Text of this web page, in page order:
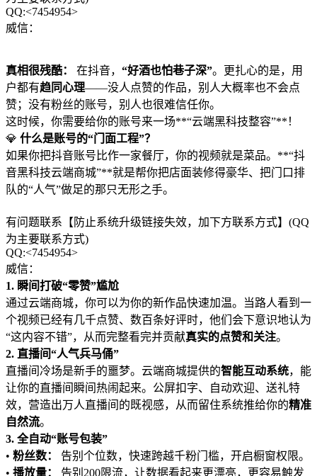
QQ:<7454954>
威信：
真相很残酷： 在抖音， “好酒也怕巷子深”。更扎心的是，用
户都有趋同心理——没人点赞的作品，别人大概率也不会点
赞；没有粉丝的账号，别人也很难信任你。
这时候，你需要给你的账号来一场**“云端黑科技整容”**！
💎 什么是账号的“门面工程”？
如果你把抖音账号比作一家餐厅，你的视频就是菜品。**“抖
音黑科技云端商城”**就是帮你把店面装修得豪华、把门口排
队的“人气”做足的那只无形之手。
有问题联系【防止系统升级链接失效，加下方联系方式】(QQ
为主要联系方式)
QQ:<7454954>
威信：
1. 瞬间打破“零赞”尴尬
通过云端商城，你可以为你的新作品快速加温。当路人看到一
个视频已经有几千点赞、数百条好评时，他们会下意识地认为
“这内容不错”，从而完整看完并贡献真实的点赞和关注。
2. 直播间“人气兵马俑”
直播间冷场是新手的噩梦。云端商城提供的智能互动系统，能
让你的直播间瞬间热闹起来。公屏扣字、自动欢迎、送礼特
效，营造出万人直播间的既视感，从而留住系统推给你的精准
自然流。
3. 全自动“账号包装”
• 粉丝数：
告别个位数，快速跨越千粉门槛，开启橱窗权限。
• 播放量：
告别200限流，让数据看起来更漂亮，更容易触发